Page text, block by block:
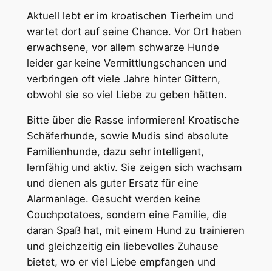
Aktuell lebt er im kroatischen Tierheim und
wartet dort auf seine Chance. Vor Ort haben
erwachsene, vor allem schwarze Hunde
leider gar keine Vermittlungschancen und
verbringen oft viele Jahre hinter Gittern,
obwohl sie so viel Liebe zu geben hätten.
Bitte über die Rasse informieren! Kroatische
Schäferhunde, sowie Mudis sind absolute
Familienhunde, dazu sehr intelligent,
lernfähig und aktiv. Sie zeigen sich wachsam
und dienen als guter Ersatz für eine
Alarmanlage. Gesucht werden keine
Couchpotatoes, sondern eine Familie, die
daran Spaß hat, mit einem Hund zu trainieren
und gleichzeitig ein liebevolles Zuhause
bietet, wo er viel Liebe empfangen und